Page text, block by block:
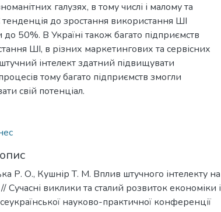
галузях, в тому числі і малому та
тенденція до зростання використання ШІ
50%. В Україні також багато підприємств
ШІ, в різних маркетингових та сервісних
інтелект здатний підвищувати
тому багато підприємств змогли
свій потенціал.
Р. О., Кушнір Т. М. Вплив штучного інтелекту на
Сучасні виклики та сталий розвиток економіки і
науково-практичної конференції